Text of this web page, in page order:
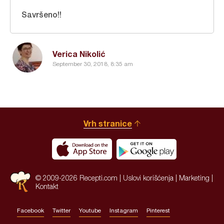
Verica Nikolić
September 30, 2018, 8:35 am
Savršeno!!
Vrh stranice
© 2009-2026 Recepti.com | Uslovi korišćenja Marketing
Kontakt
Facebook Twitter Youtube Instagram Pinterest